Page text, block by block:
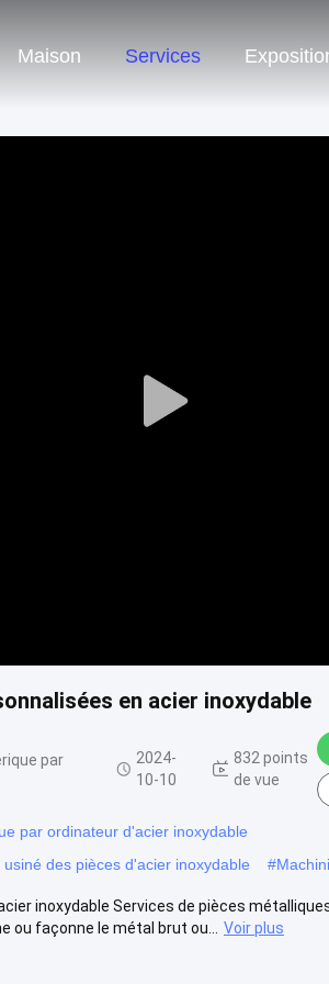
Maison Services
Play
en acier inoxydable
par
2024-
10-10
832 points
de vue
par ordinateur d'acier inoxydable
des pièces d'acier inoxydable #
inoxydable Services de pièces
façonne le métal brut ou...
Voir plus